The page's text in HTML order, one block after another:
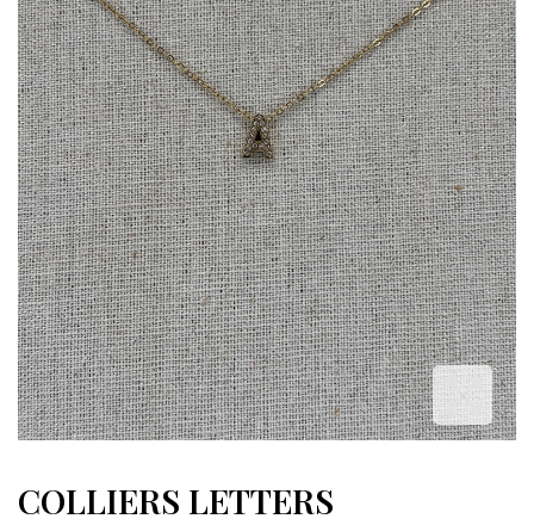
COLLIERS LETTERS